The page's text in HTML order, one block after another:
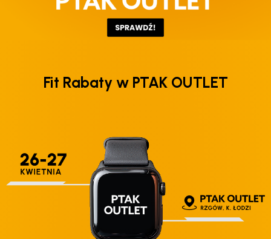
Fit Rabaty w PTAK OUTLET